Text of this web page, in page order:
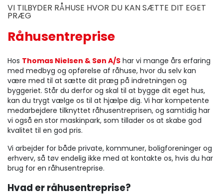
VI TILBYDER RÅHUSE HVOR DU KAN SÆTTE DIT EGET
PRÆG
Råhusentreprise
Hos Thomas Nielsen & Søn A/S har vi mange års erfaring
med medbyg og opførelse af råhuse, hvor du selv kan
være med til at sætte dit præg på indretningen og
byggeriet. Står du derfor og skal til at bygge dit eget hus,
kan du trygt vælge os til at hjælpe dig. Vi har kompetente
medarbejdere tilknyttet råhusentreprisen, og samtidig har
vi også en stor maskinpark, som tillader os at skabe god
kvalitet til en god pris.
Vi arbejder for både private, kommuner, boligforeninger og
erhverv, så tøv endelig ikke med at kontakte os, hvis du har
brug for en råhusentreprise.
Hvad er råhusentreprise?